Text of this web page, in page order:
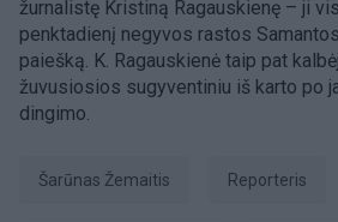
žurnalistę Kristiną Ragauskienę – ji
penktadienį negyvos rastos
paiešką. K. Ragauskienė taip pat
žuvusiosios sugyventiniu iš karto po
dingimo.
Šarūnas Žemaitis Reporteris